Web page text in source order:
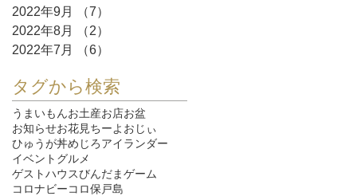
2022年9月
（7）
2022年8月
（2）
2022年7月
（6）
タグから検索
うまいもんお土産お店お盆
お知らせお花見ちーよおじぃ
ひゅうが丼めじろアイランダー
イベント グルメ
ゲストハウスびんだまゲーム
コロナビーコロ保戸島